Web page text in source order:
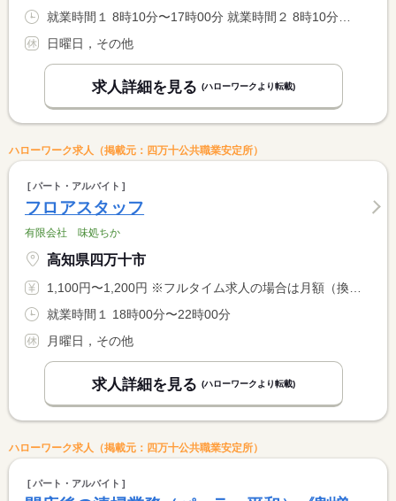
就業時間１ 8時10分〜17時00分 就業時間２ 8時10分〜12時00分 就業時間に関する特記事項 （２）は土曜日（休憩２０分）
日曜日，その他
求人詳細を見る (ハローワークより転載)
ハローワーク求人（掲載元：四万十公共職業安定所）
パート・アルバイト
フロアスタッフ
有限会社 味処ちか
高知県四万十市
1,100円〜1,200円 ※フルタイム求人の場合は月額（換算額）、パート求人の場合は時間額を表示しています。
就業時間１ 18時00分〜22時00分
月曜日，その他
求人詳細を見る (ハローワークより転載)
ハローワーク求人（掲載元：四万十公共職業安定所）
パート・アルバイト